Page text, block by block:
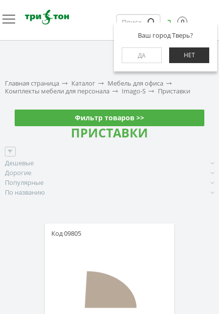
Ваш город Тверь?
ДА НЕТ
0
Главная страница Каталог
Мебель для офиса
Комплекты мебели для персонала
Imago-S Приставки
Фильтр товаров >>
ПРИСТАВКИ
Дешевые
Дорогие
Популярные
По названию
Код 09805